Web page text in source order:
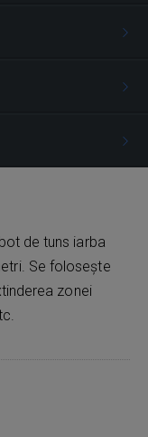
de tuns iarba
Se folosește
zonei